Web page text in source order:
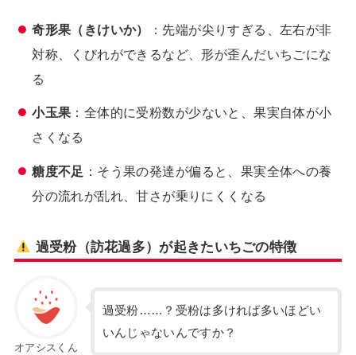
奇形果（きけいか）
：先端が尖りすぎる、左右が非
対称、くびれができるなど、形が歪んだいちごにな
る
小玉果 ：全体的に受粉数が少ないと、果実自体が小
さくなる
糖度不足 ：そう果の発達が偏ると、果実全体への養
分の流れが乱れ、甘さが乗りにくくなる
過受粉（訪花過多）が起きたいちごの特徴
オアシスくん
過受粉……？受粉は多ければ多いほどい
いんじゃないんですか？